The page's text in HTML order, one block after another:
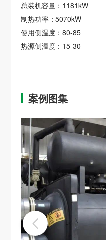
总装机容量：1181kW
制热功率：5070kW
使用侧温度：80-85
热源侧温度：15-30
案例图集